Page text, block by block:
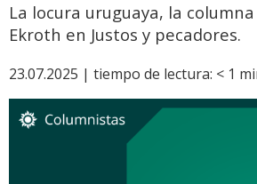
La locura uruguaya, la
Ekroth en Justos y pecadores.
23.07.2025 | tiempo de lectura: < 1